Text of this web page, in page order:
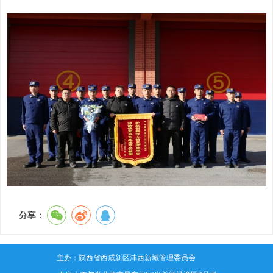
分享：
主办：陕西省西咸新区沣西新城管理委员会